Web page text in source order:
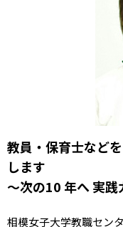
教員・保育士など
します
～次の10 年へ 実
相模女子大学教職セン